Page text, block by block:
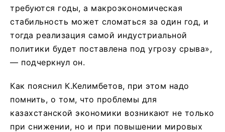
требуются годы, а макроэкономическая
стабильность может сломаться за один год, и
тогда реализация самой индустриальной
политики будет поставлена под угрозу срыва»,
— подчеркнул он.
Как пояснил К.Келимбетов, при этом надо
помнить, о том, что проблемы для
казахстанской экономики возникают не только
при снижении, но и при повышении мировых